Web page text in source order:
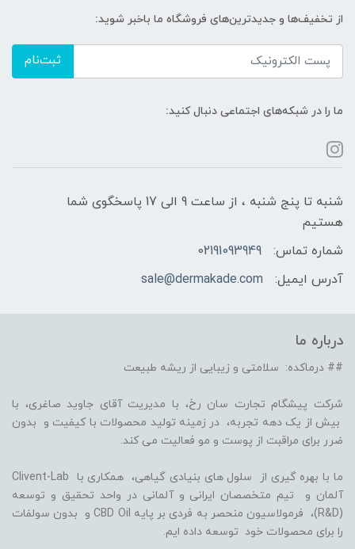
از تخفیف‌ها و جدیدترین‌های فروشگاه ما باخبر شوید:
ثبت‌نام
ما را در شبکه‌های اجتماعی دنبال کنید:
شنبه تا پنج شنبه ، از ساعت 9 الی 17 پاسخگوی شما
هستیم
شماره تماس:
02191093949
آدرس ایمیل:
sale@dermakade.com
درباره ما
## درماکده: سلامتی و زیبایی از ریشه طبیعت
شرکت پیشگام تجارت سان رخ، با مدیریت آقای جاوید صاغری، با
بیش از یک دهه تجربه، در زمینه تولید محصولات با کیفیت و بدون
ضرر برای مراقبت از پوست و مو فعالیت می کند.
ما با بهره گیری از سلول های بنیادی گیاهی، همکاری با Clivent-Lab
آلمان و تیم متخصصان ایرانی و آلمانی در واحد تحقیق و توسعه
(R&D)، فرمولاسیون منحصر به فردی بر پایه CBD Oil و بدون سولفات
را برای محصولات خود توسعه داده ایم.